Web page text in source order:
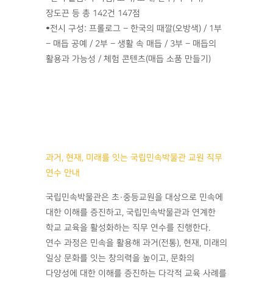
장도끈 등 총 142건 147점
•전시 구성: 프롤로그 – 한국의 때깔(오방색) / 1부
– 매듭 공예 / 2부 – 생활 속 매듭 / 3부 – 매듭의
활용과 가능성 / 체험 콘텐츠(매듭 소품 만들기)
과거, 현재, 미래를 잇는 국립민속박물관 교원 직무
연수 안내
국립민속박물관은 초·중등교원을 대상으로 민속에
대한 이해를 증진하고, 국립민속박물관과 연계한
학교 교육을 활성화하는 직무 연수를 진행한다.
연수 과정은 민속을 활용해 과거(전통), 현재, 미래의
일상 문화를 잇는 창의력을 높이고, 문화의
다양성에 대한 이해를 증진하는 다각적 교육 사례를